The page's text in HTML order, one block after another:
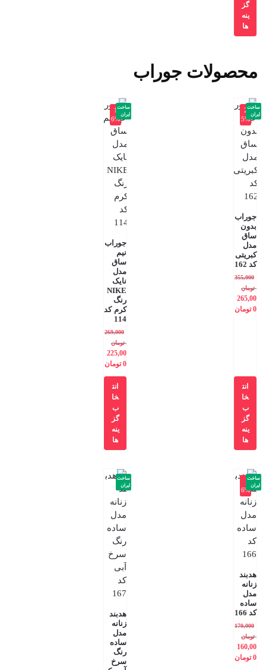
گز
ینه
ها
محصولات جوراب
-2
5%
جوراب
بدون
ساق
مدل
کبریتی
کد 162
355,000
تومان
265,00
0 تومان
ساخت
ایران
انت
خا
ب
گز
ینه
ها
-1
6%
جوراب
نیم
ساق
مدل
نایک
NIKE
رنگ
کرم کد
114
269,000
تومان
225,00
0 تومان
ساخت
ایران
انت
خا
ب
گز
ینه
ها
-
6%
هدبند
زنانه
مدل
ساده
کد 166
170,000
تومان
160,00
0 تومان
ساخت
ایران
هدبند
زنانه
مدل
ساده
رنگ
سرخ
ساخت
ایران